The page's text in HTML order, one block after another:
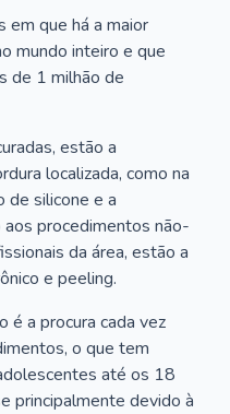
em que há a maior
mundo inteiro e que
de 1 milhão de
estão a
localizada, como na
de silicone e a
aos procedimentos não-
da área, estão a
e peeling.
é a procura cada vez
o que tem
até os 18
principalmente devido à